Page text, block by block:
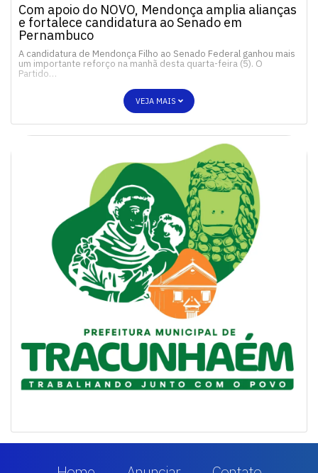
Com apoio do NOVO, Mendonça amplia alianças
e fortalece candidatura ao Senado em
Pernambuco
A candidatura de Mendonça Filho ao Senado Federal ganhou mais
um importante reforço na manhã desta quarta-feira (5). O
Partido…
VEJA MAIS